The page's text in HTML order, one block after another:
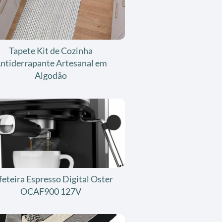
Tapete Kit de Cozinha
Artesanal em
Algodão
Espresso Digital Oster
OCAF900 127V